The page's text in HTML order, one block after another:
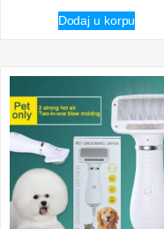
Dodaj u korpu